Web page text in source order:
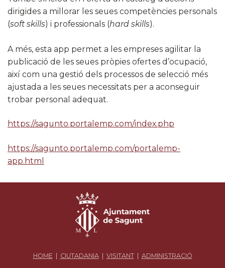
dirigides a millorar les seues competències personals
(soft skills) i professionals (hard skills).
A més, esta app permet a les empreses agilitar la
publicació de les seues pròpies ofertes d’ocupació,
així com una gestió dels processos de selecció més
ajustada a les seues necessitats per a aconseguir
trobar personal adequat.
https://sagunto.portalemp.com/index.php
https://sagunto.portalemp.com/portalemp-
app.html
HOME CIUTADANIA| VISITANT| ADMINISTRACIÓ